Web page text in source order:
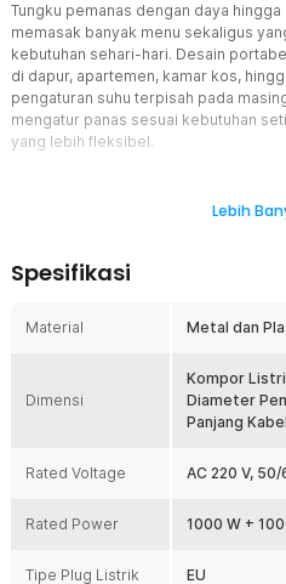
Tungku pemanas dengan daya
memasak banyak menu sekaligus
kebutuhan sehari-hari. Desain
di dapur, apartemen, kamar kos,
pengaturan suhu terpisah pada
mengatur panas sesuai kebutuhan
yang lebih fleksibel.
panas dalam hitungan menit.
terlalu gosong.
Kompor listrik ini hadir dengan 5
sesuai jenis masakan. Gunakan
suhu paling tinggi untuk
2 Tungku Lebih Efisien
memanaskan dua hidangan secara
menyiapkan menu berikutnya.
Lebih
Spesifikasi
Material Metal dan
Dimensi
Kompor
Diameter
Panjang
Rated Voltage AC 220 V, 50/
Rated Power 1000 W +
Tipe Plug Listrik EU